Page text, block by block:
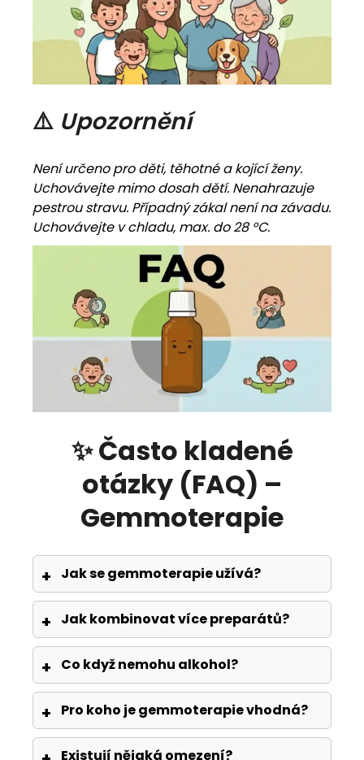
⚠️ Upozornění
Není určeno pro děti, těhotné a kojící ženy.
Uchovávejte mimo dosah dětí. Nenahrazuje
pestrou stravu. Případný zákal není na závadu.
Uchovávejte v chladu, max. do 28 °C.
✨ Často kladené
otázky (FAQ) –
Gemmoterapie
Jak se gemmoterapie užívá?
Jak kombinovat více preparátů?
Co když nemohu alkohol?
Pro koho je gemmoterapie vhodná?
Existují nějaká omezení?